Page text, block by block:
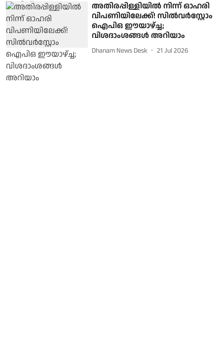
അതിരപ്പിള്ളിയില്‍ നിന്ന് ഓഹരി
വിപണിയിലേക്ക്! സില്‍വര്‍‌സ്റ്റോം
ഐപിഒ ഈയാഴ്ച്ച;
വിശദാംശങ്ങള്‍ അറിയാം
Dhanam News Desk 21 Jul 2026